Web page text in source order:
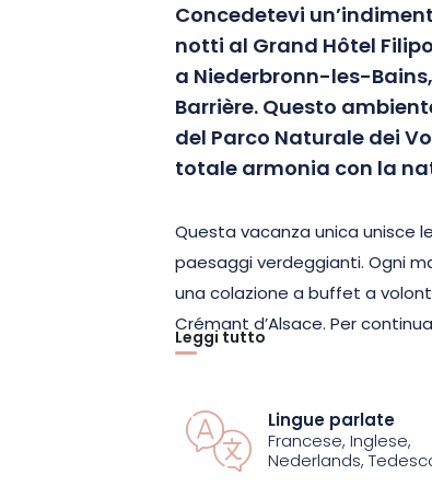
Concedetevi
notti al Grand Hôtel
a Niederbronn-les-
Barrière. Questo
del Parco Naturale dei
totale armonia con la
Questa vacanza unica unisce
paesaggi verdeggianti. Ogni
una colazione a buffet a
Crémant d’Alsace. Per
approfittate di due menu di
alsaziani.
Leggi tutto
Lingue parlate
Francese, Inglese,
Nederlands,